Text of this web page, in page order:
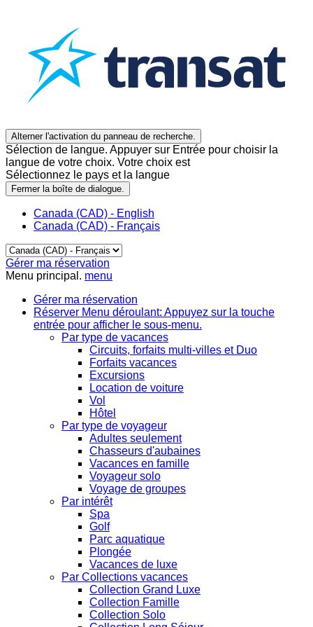
Alterner l'activation du panneau de recherche.
Sélection de langue. Appuyer sur Entrée pour choisir la
langue de votre choix. Votre choix est
Sélectionnez le pays et la langue
Fermer la boîte de dialogue.
Canada (CAD) - English
Canada (CAD) - Français
Gérer ma réservation
Menu principal. menu
Gérer ma réservation
Réserver Menu déroulant: Appuyez sur la touche
entrée pour afficher le sous-menu.
Par type de vacances
Circuits, forfaits multi-villes et Duo
Forfaits vacances
Excursions
Location de voiture
Vol
Hôtel
Par type de voyageur
Adultes seulement
Chasseurs d'aubaines
Vacances en famille
Voyageur solo
Voyage de groupes
Par intérêt
Spa
Golf
Parc aquatique
Plongée
Vacances de luxe
Par Collections vacances
Collection Grand Luxe
Collection Famille
Collection Solo